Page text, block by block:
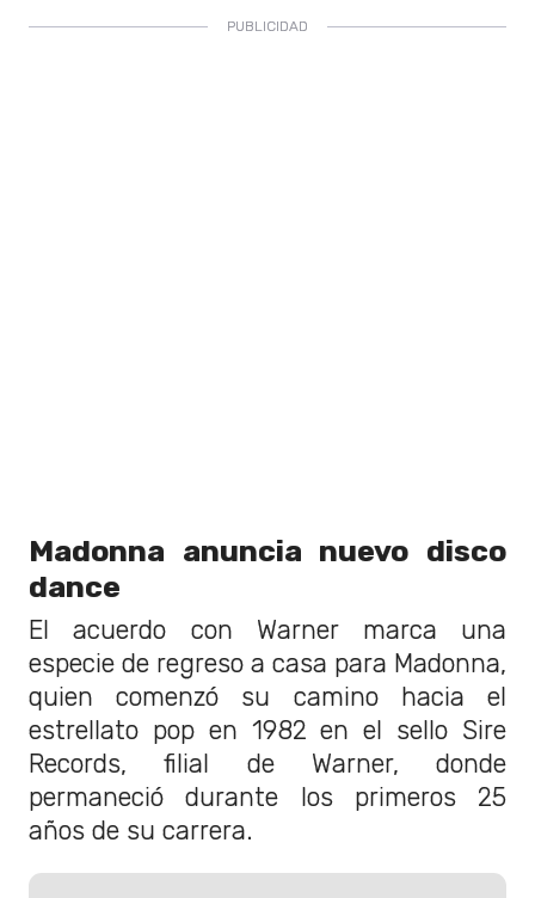
Madonna anuncia nuevo disco
dance
El acuerdo con Warner marca una
especie de regreso a casa para Madonna,
quien comenzó su camino hacia el
estrellato pop en 1982 en el sello Sire
Records, filial de Warner, donde
permaneció durante los primeros 25
años de su carrera.